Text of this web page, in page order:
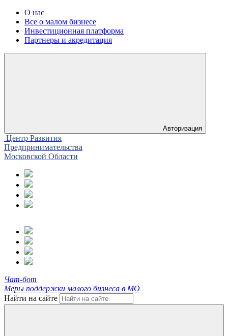
О нас
Все о малом бизнесе
Инвестиционная платформа
Партнеры и акредитация
Авторизация
Центр Развития
Предпринимательства
Московской Области
Чат-бот
Меры поддержки малого бизнеса в МО
Найти на сайте